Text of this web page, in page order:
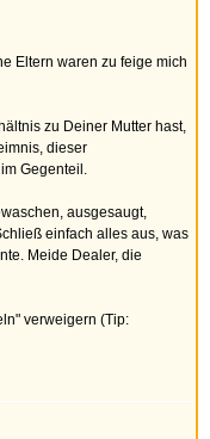
Eltern waren zu feige mich
zu Deiner Mutter hast,
dieser
Gegenteil.
ausgesaugt,
einfach alles aus, was
Meide Dealer, die
verweigern (Tip: